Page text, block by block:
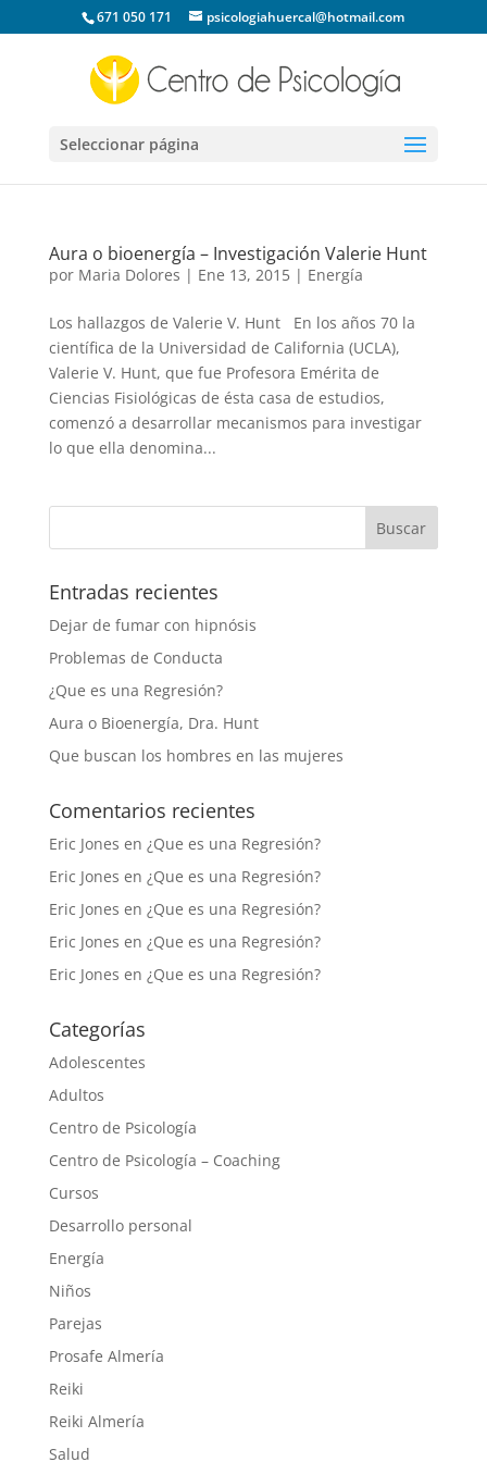
671 050 171 psicologiahuercal@hotmail.com
Seleccionar página
Aura o bioenergía – Investigación Valerie Hunt
por Maria Dolores | Ene 13, 2015| Energía
Los hallazgos de Valerie V. Hunt En los años 70 la
científica de la Universidad de California (UCLA),
Valerie V. Hunt, que fue Profesora Emérita de
Ciencias Fisiológicas de ésta casa de estudios,
comenzó a desarrollar mecanismos para investigar
lo que ella denomina...
Entradas recientes
Dejar de fumar con hipnósis
Problemas de Conducta
¿Que es una Regresión?
Aura o Bioenergía, Dra. Hunt
Que buscan los hombres en las mujeres
Comentarios recientes
Eric Jones en ¿Que es una Regresión?
Eric Jones en ¿Que es una Regresión?
Eric Jones en ¿Que es una Regresión?
Eric Jones en ¿Que es una Regresión?
Eric Jones en ¿Que es una Regresión?
Categorías
Adolescentes
Adultos
Centro de Psicología
Centro de Psicología – Coaching
Cursos
Desarrollo personal
Energía
Niños
Parejas
Prosafe Almería
Reiki
Reiki Almería
Salud